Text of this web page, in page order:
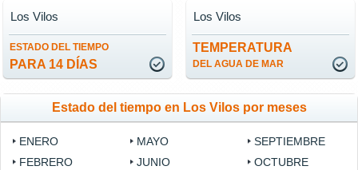
ESTADO DEL TIEMPO
PARA 14 DÍAS
Los Vilos
TEMPERATURA
DEL AGUA DE MAR
Los Vilos
Estado del tiempo en Los Vilos por meses
ENERO
FEBRERO
MAYO
JUNIO
SEPTIEMBRE
OCTUBRE